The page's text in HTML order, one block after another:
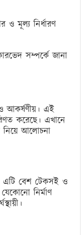
ও মূল্য নির্ধারণ
সম্পর্কে জানা
আকর্ষণীয়। এই
করেছে। এখানে
নিয়ে আলোচনা
এটি বেশ টেকসই ও
নির্মাণ